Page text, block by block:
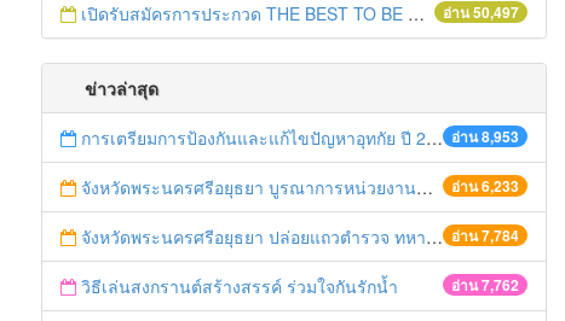
อ่าน 50,497
เปิดรับสมัครการประกวด THE BEST TO BE NUMBER ONE
ข่าวล่าสุด
อ่าน 8,953
การเตรียมการป้องกันและแก้ไขปัญหาอุทกัย ปี 2561
อ่าน 6,233
จังหวัดพระนครศรีอยุธยา บูรณาการหน่วยงานที่เกี่ยวข้อง ลงพื้นที่จัดระเบียบและดำเนินมาตรการตามบทลงโทษสูงสุดกับผู้ประกอบการร้านค้าที่ยังฝ่าฝืนตั้งร้านค้ารุกล้ำเขตพื้นที่ทางหลวง เตรียมความปลอดภัยก่อนเทศกาลสงกรานต์
อ่าน 7,784
จังหวัดพระนครศรีอยุธยา ปล่อยแถวตำรวจ ทหาร ฝ่ายปกครอง กว่า 100 นาย ตรวจเข้มท่ารถสาธารณะ สถานีขนส่งรถโดยสาร วินรถตู้ และสถานีรถไฟ เตรียมรับมือเทศกาลสงกรานต์
อ่าน 7,762
วิธีเล่นสงกรานต์สร้างสรรค์ ร่วมใจกันรักน้ำ